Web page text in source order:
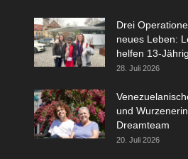
Drei
neues Leben:
helfen 13-
28. Juli 2026
und
Dreamteam
20. Juli 2026